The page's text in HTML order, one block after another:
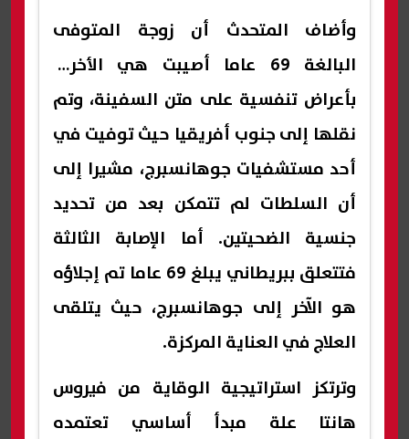
وأضاف المتحدث أن زوجة المتوفى
البالغة 69 عاما أصيبت هي الأخرى
بأعراض تنفسية على متن السفينة، وتم
نقلها إلى جنوب أفريقيا حيث توفيت في
أحد مستشفيات جوهانسبرج، مشيرا إلى
أن السلطات لم تتمكن بعد من تحديد
جنسية الضحيتين. أما الإصابة الثالثة
فتتعلق ببريطاني يبلغ 69 عاما تم إجلاؤه
هو الآخر إلى جوهانسبرج، حيث يتلقى
العلاج في العناية المركزة.
وترتكز استراتيجية الوقاية من فيروس
هانتا علة مبدأ أساسي تعتمده